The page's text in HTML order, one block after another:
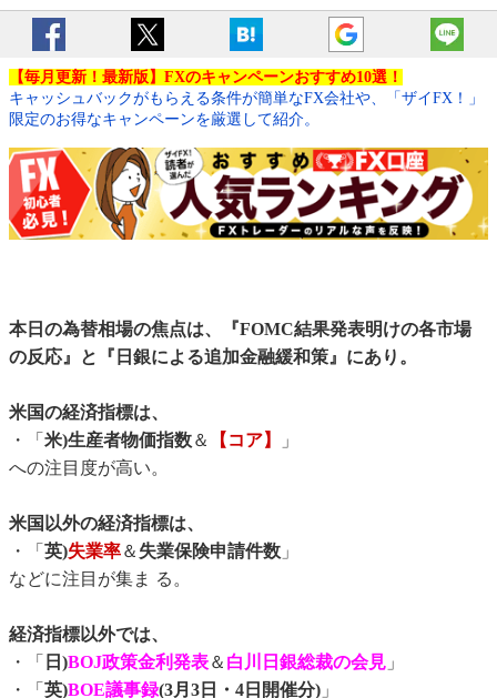
【毎月更新！最新版】FXのキャンペーンおすすめ10選！
キャッシュバックがもらえる条件が簡単なFX会社や、「ザイFX！」
限定のお得なキャンペーンを厳選して紹介。
本日の為替相場の焦点は、『FOMC結果発表明けの各市場
の反応』と『日銀による追加金融緩和策』にあり。
米国の経済指標は、
・「 米)生産者物価指数＆ 【コア】
」
への注目度が高い。
米国以外の経済指標は、
・「 英)失業率＆ 失業保険申請件数 」
などに注目が集ま る。
経済指標以外では、
・「 日)BOJ政策金利発表＆ 白川日銀総裁の会見 」
・「 英)BOE議事録(3月3日・4日開催分) 」